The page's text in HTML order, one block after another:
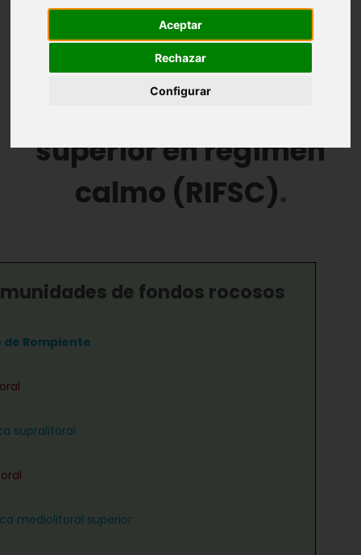
Aceptar
Rechazar
Configurar
Paisaje sumergido
6. Comunidad fotófila
de la roca infralitoral
superior en régimen
calmo (RIFSC)
de fondos rocosos
de Rompiente
supralitoral
mediolitoral superior